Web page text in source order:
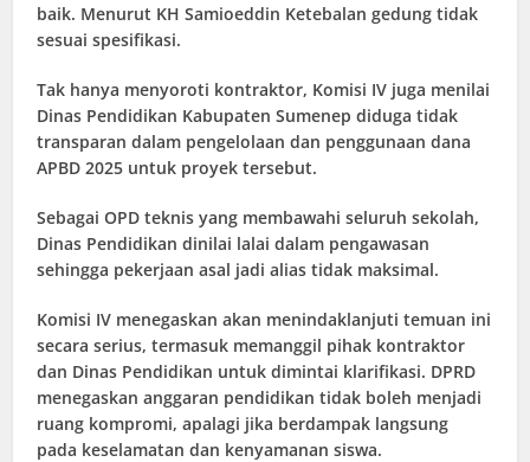
baik. Menurut KH Samioeddin Ketebalan gedung tidak
sesuai spesifikasi.
Tak hanya menyoroti kontraktor, Komisi IV juga menilai
Dinas Pendidikan Kabupaten Sumenep diduga tidak
transparan dalam pengelolaan dan penggunaan dana
APBD 2025 untuk proyek tersebut.
Sebagai OPD teknis yang membawahi seluruh sekolah,
Dinas Pendidikan dinilai lalai dalam pengawasan
sehingga pekerjaan asal jadi alias tidak maksimal.
Komisi IV menegaskan akan menindaklanjuti temuan ini
secara serius, termasuk memanggil pihak kontraktor
dan Dinas Pendidikan untuk dimintai klarifikasi. DPRD
menegaskan anggaran pendidikan tidak boleh menjadi
ruang kompromi, apalagi jika berdampak langsung
pada keselamatan dan kenyamanan siswa.